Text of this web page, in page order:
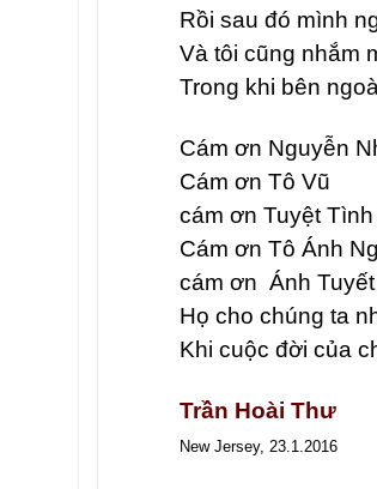
Rồi sau đó mình
Và tôi cũng nhắm
Trong khi bên
Cám ơn Nguyễn
Cám ơn Tô Vũ
cám ơn Tuyệt Tình
Cám ơn Tô Ánh
cám ơn Ánh
Họ cho chúng ta
Khi cuộc đời của
Trần Hoài Thư
New Jersey, 23.1.2016